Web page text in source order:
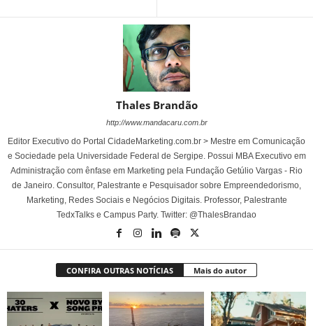
Thales Brandão
http://www.mandacaru.com.br
Editor Executivo do Portal CidadeMarketing.com.br > Mestre em Comunicação
e Sociedade pela Universidade Federal de Sergipe. Possui MBA Executivo em
Administração com ênfase em Marketing pela Fundação Getúlio Vargas - Rio
de Janeiro. Consultor, Palestrante e Pesquisador sobre Empreendedorismo,
Marketing, Redes Sociais e Negócios Digitais. Professor, Palestrante
TedxTalks e Campus Party. Twitter: @ThalesBrandao
CONFIRA OUTRAS NOTÍCIAS Mais do autor